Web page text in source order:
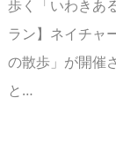
歩く「いわきあ
ラン】ネイチャ
の散歩」が開催
と…